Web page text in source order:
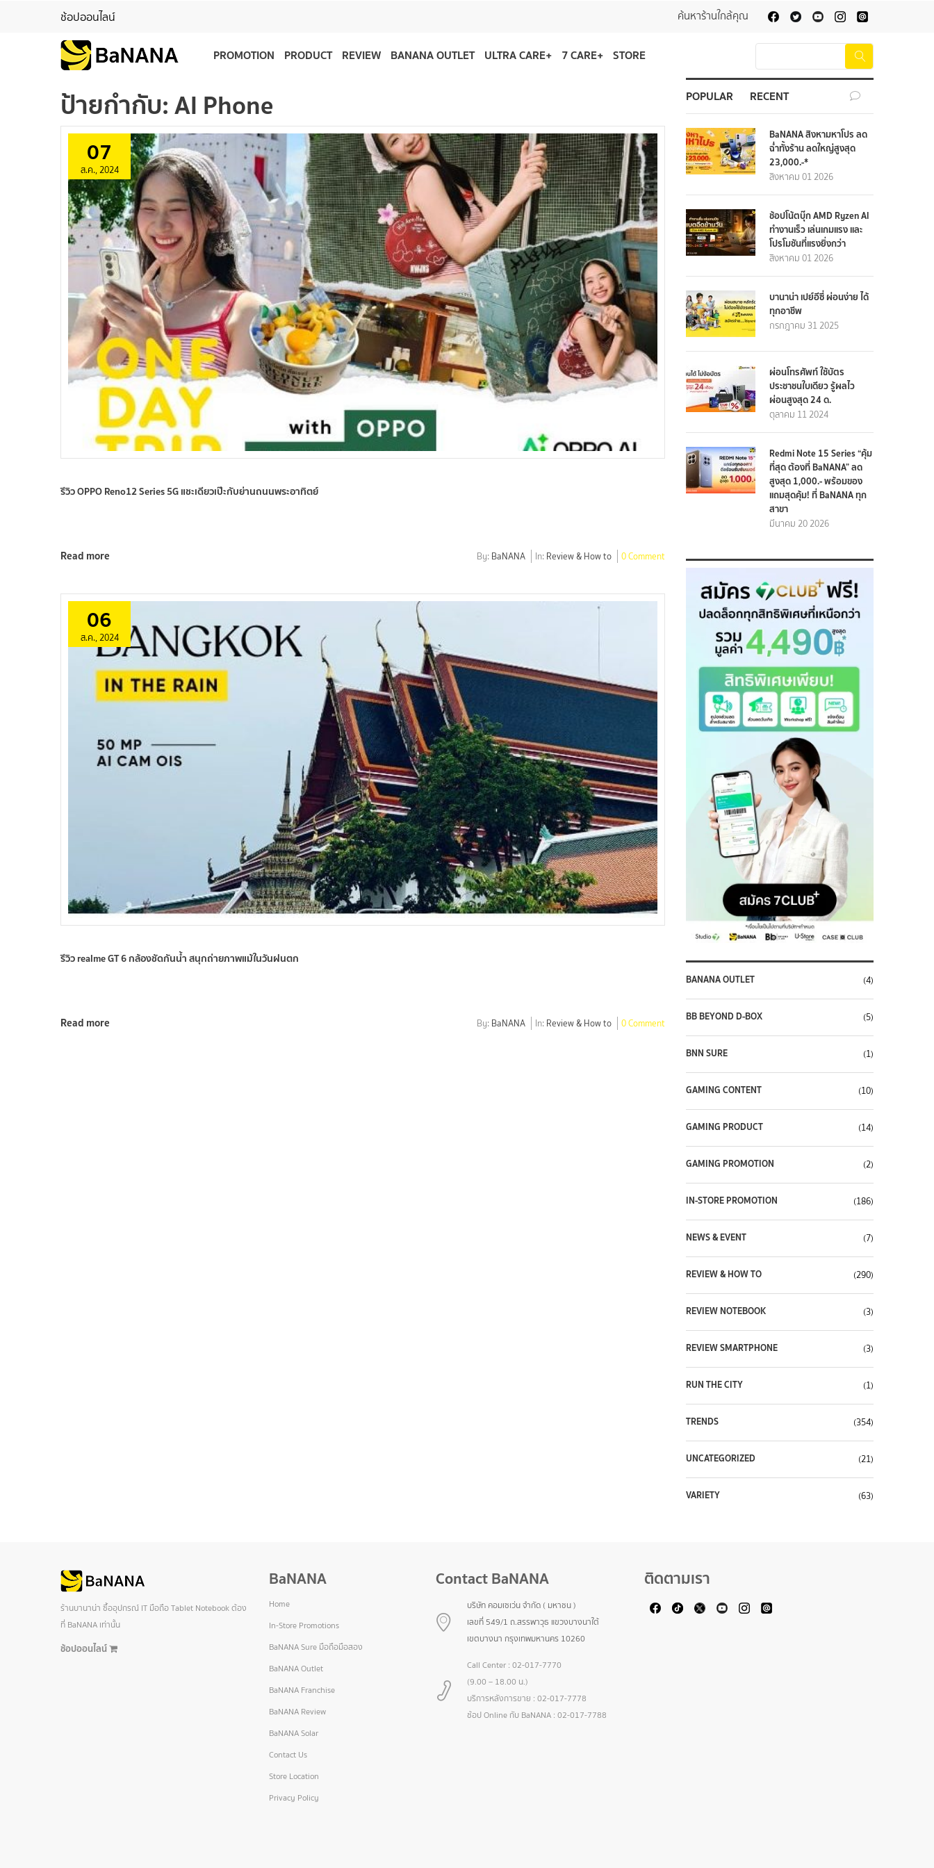
ช้อปออนไลน์ ค้นหาร้านใกล้คุณ
PROMOTION PRODUCT REVIEW BANANA OUTLET ULTRA CARE+ 7 CARE+ STORE
ป้ายกำกับ:AI Phone
07
ส.ค., 2024
รีวิว OPPO Reno12 Series 5G แชะเดียวเป๊ะกับย่านถนนพระอาทิตย์
Read more By: BaNANA In: Review & How to 0 Comment
06
ส.ค., 2024
รีวิว realme GT 6 กล้องชัดกันน้ำ สนุกถ่ายภาพแม้ในวันฝนตก
Read more By: BaNANA In: Review & How to 0 Comment
POPULAR RECENT
BaNANA สิงหามหาโปร ลด
ฉ่ำทั้งร้าน ลดใหญ่สูงสุด
23,000.-*
สิงหาคม 01 2026
ช้อปโน้ตบุ๊ก AMD Ryzen AI
ทำงานเร็ว เล่นเกมแรง และ
โปรโมชันที่แรงยิ่งกว่า
สิงหาคม 01 2026
บานาน่า เปย์อีซี่ ผ่อนง่าย ได้
ทุกอาชีพ
กรกฎาคม 31 2025
ผ่อนโทรศัพท์ ใช้บัตร
ประชาชนใบเดียว รู้ผลไว
ผ่อนสูงสุด 24 ด.
ตุลาคม 11 2024
Redmi Note 15 Series “คุ้ม
ที่สุด ต้องที่ BaNANA” ลด
สูงสุด 1,000.- พร้อมของ
แถมสุดคุ้ม! ที่ BaNANA ทุก
สาขา
มีนาคม 20 2026
BANANA OUTLET (4)
BB BEYOND D-BOX (5)
BNN SURE (1)
GAMING CONTENT (10)
GAMING PRODUCT (14)
GAMING PROMOTION (2)
IN-STORE PROMOTION (186)
NEWS & EVENT (7)
REVIEW & HOW TO (290)
REVIEW NOTEBOOK (3)
REVIEW SMARTPHONE (3)
RUN THE CITY (1)
TRENDS (354)
UNCATEGORIZED (21)
VARIETY (63)
ร้านบานาน่า ซื้ออุปกรณ์ IT มือถือ Tablet Notebook ต้อง
ที่ BaNANA เท่านั้น
ช้อปออนไลน์
BaNANA
Home
In-Store Promotions
BaNANA Sure มือถือมือสอง
BaNANA Outlet
BaNANA Franchise
BaNANA Review
BaNANA Solar
Contact Us
Store Location
Privacy Policy
Contact BaNANA
บริษัท คอมเซเว่น จำกัด ( มหาชน )
เลขที่ 549/1 ถ.สรรพาวุธ แขวงบางนาใต้
เขตบางนา กรุงเทพมหานคร 10260
Call Center : 02-017-7770
(9.00 – 18.00 น.)
บริการหลังการขาย : 02-017-7778
ช้อป Online กับ BaNANA : 02-017-7788
ติดตามเรา